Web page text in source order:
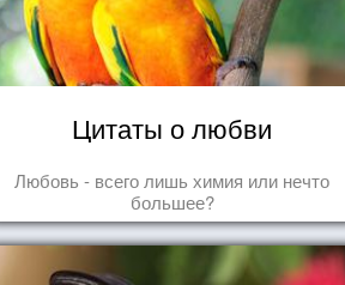
Цитаты о любви
Любовь - всего лишь химия или нечто
большее?